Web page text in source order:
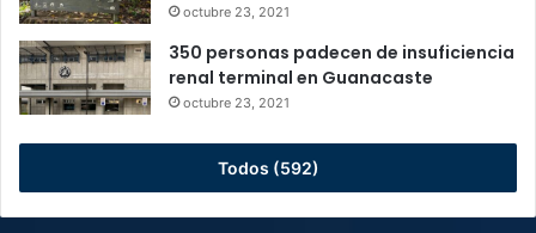
octubre 23, 2021
350 personas padecen de insuficiencia
renal terminal en Guanacaste
octubre 23, 2021
Todos (592)